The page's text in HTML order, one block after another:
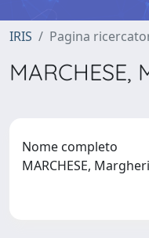
IRIS Pagina
MARCHESE,
Nome completo
MARCHESE,